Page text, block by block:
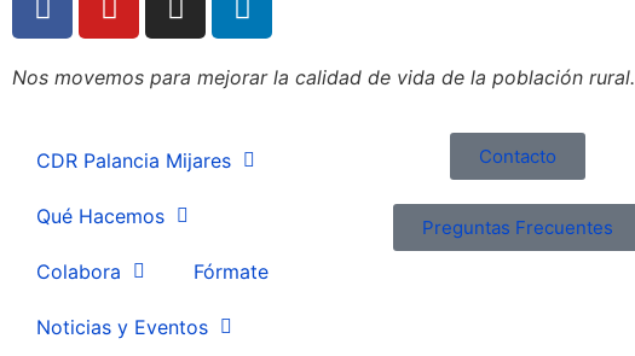
Nos movemos para mejorar la calidad de vida de la población rural.
CDR Palancia Mijares
Qué Hacemos
Colabora Fórmate
Noticias y Eventos
Contacto
Preguntas Frecuentes